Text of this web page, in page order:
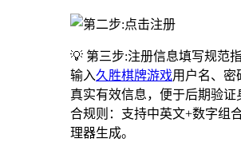
💡 第三步:注册信息填写规范
输入久胜棋牌游戏用户名、密
真实有效信息，便于后期验证
合规则：支持中英文+数字组
理器生成。